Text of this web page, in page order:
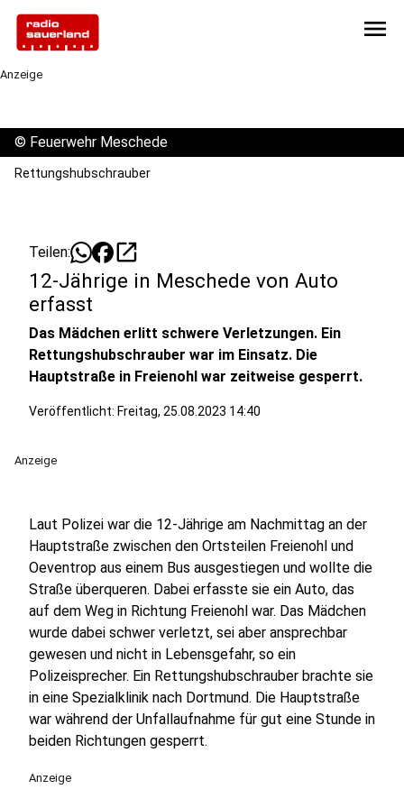
menu
Anzeige
© Feuerwehr Meschede
Rettungshubschrauber
Teilen: open_in_new
12-Jährige in Meschede von Auto
erfasst
Das Mädchen erlitt schwere Verletzungen. Ein
Rettungshubschrauber war im Einsatz. Die
Hauptstraße in Freienohl war zeitweise gesperrt.
Veröffentlicht: Freitag, 25.08.2023 14:40
Anzeige
Laut Polizei war die 12-Jährige am Nachmittag an der
Hauptstraße zwischen den Ortsteilen Freienohl und
Oeventrop aus einem Bus ausgestiegen und wollte die
Straße überqueren. Dabei erfasste sie ein Auto, das
auf dem Weg in Richtung Freienohl war. Das Mädchen
wurde dabei schwer verletzt, sei aber ansprechbar
gewesen und nicht in Lebensgefahr, so ein
Polizeisprecher. Ein Rettungshubschrauber brachte sie
in eine Spezialklinik nach Dortmund. Die Hauptstraße
war während der Unfallaufnahme für gut eine Stunde in
beiden Richtungen gesperrt.
Anzeige